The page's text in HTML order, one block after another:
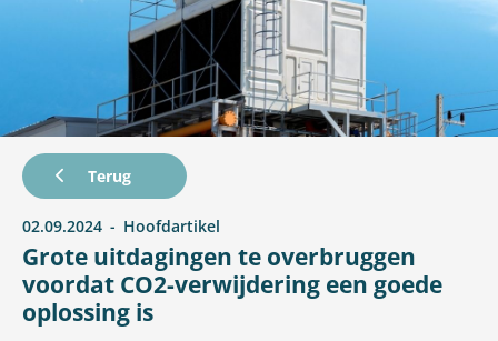
Grote uitdagingen te overbruggen
voordat CO2-verwijdering een goede
oplossing is
Terug
02.09.2024 Hoofdartikel